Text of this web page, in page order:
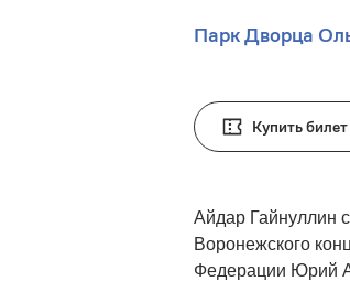
Парк Дворца
Купить билет
Айдар Гайнуллин
Воронежского
Федерации Юрий